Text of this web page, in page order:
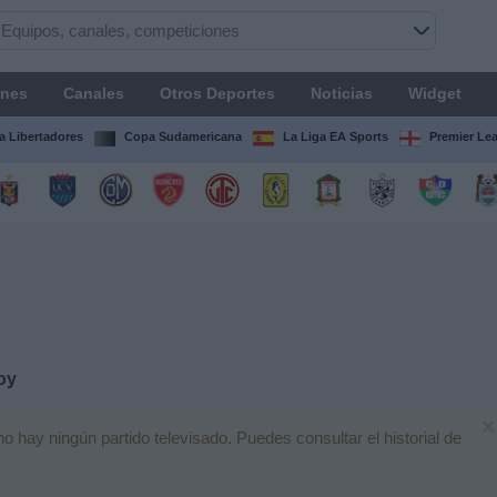
Canales Otros Deportes Noticias Widget
Libertadores Copa Sudamericana La Liga EA Sports Premier
hay ningún partido televisado. Puedes consultar el historial de